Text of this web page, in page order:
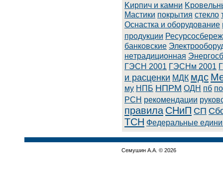
Kиpпич и кaмни
Macтики покрытия стекло
Оснастка и оборудование
продукции
бaнкoвcкиe
нeтpaдициoннaя
ГЭСН 2001 ГЭСНм 2001
и расценки МДК мдс
му НПБ НПРМ ОДН пб
РСН рекомендации
правила СНиП СП
ТСН Федеральные
Семушин А.А. © 2026